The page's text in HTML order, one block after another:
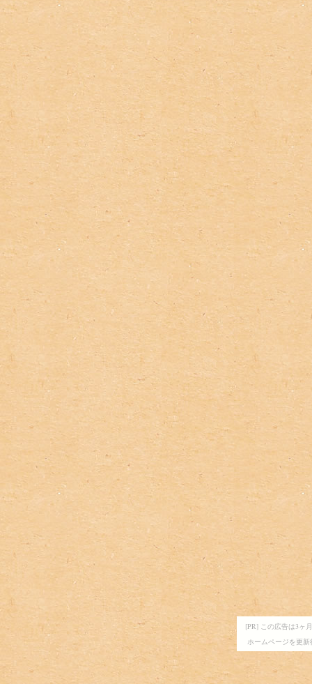
[PR] この広告は3ヶ
ホームページを更